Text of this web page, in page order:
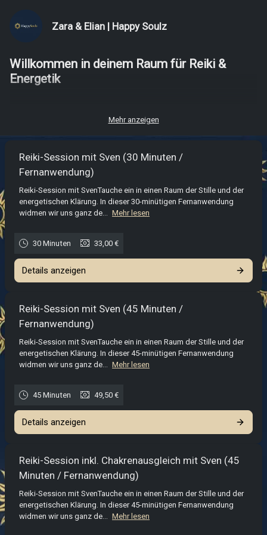
Zara & Elian | Happy Soulz
Willkommen in deinem Raum für Reiki &
Energetik
Reiki-Energie nach der Lehre von Dr.
Mikao Usui
, um dein System sanft in die natürliche Balance
zu bringen.
Deine Optionen:
- 30 Min / 60 Min:Fokussierte und intensive energetische
Begleitung.
- 45 Min:Wähle zwischen der reinen Reiki-Anwendung oder
um dein energetisches Feld noch tiefer zu klären.
Wähle jetzt deinen Begleiter:
Beide sind erfahrene Reiki-Meister und praktizieren mit
- Session bei Zara:Energetische Klärung mit weiser,
weiblicher Präsenz.
- Session bei Elian:Transformation getragen von Ruhe und
männlicher Kraft.
- Ich genieße allein für mich:
- Ich möchte eine Video-Verbindung:
Du bist während der
Session mit deinem gewählten Reiki-Meister auch visuell
Da uns ein vertrauensvolles Kennenlernen am Herzen liegt,
zum ersten Mal den Weg zu uns finden
vor der ersten Session ein kurzes Vorgespräch zu buchen.
Buchung hier
Mehr anzeigen
Reiki-Session mit Sven (30 Minuten /
Fernanwendung)
Reiki-Session mit SvenTauche ein in einen Raum der Stille und der
energetischen Klärung. In dieser 30-minütigen Fernanwendung
widmen wir uns ganz de...
Mehr lesen
30 Minuten 33,00 €
Details anzeigen
Reiki-Session mit Sven (45 Minuten /
Fernanwendung)
Reiki-Session mit SvenTauche ein in einen Raum der Stille und der
energetischen Klärung. In dieser 45-minütigen Fernanwendung
widmen wir uns ganz de...
Mehr lesen
45 Minuten 49,50 €
Details anzeigen
Reiki-Session inkl. Chakrenausgleich mit Sven (45
Minuten / Fernanwendung)
Reiki-Session mit SvenTauche ein in einen Raum der Stille und der
energetischen Klärung. In dieser 45-minütigen Fernanwendung
widmen wir uns ganz de...
Mehr lesen